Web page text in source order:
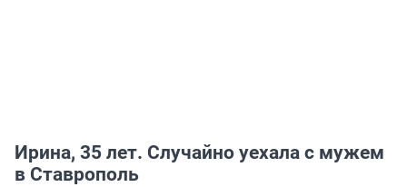
Ирина, 35 лет. Случайно уехала с мужем
в Ставрополь